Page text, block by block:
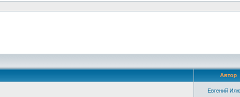
Автор
Евгений